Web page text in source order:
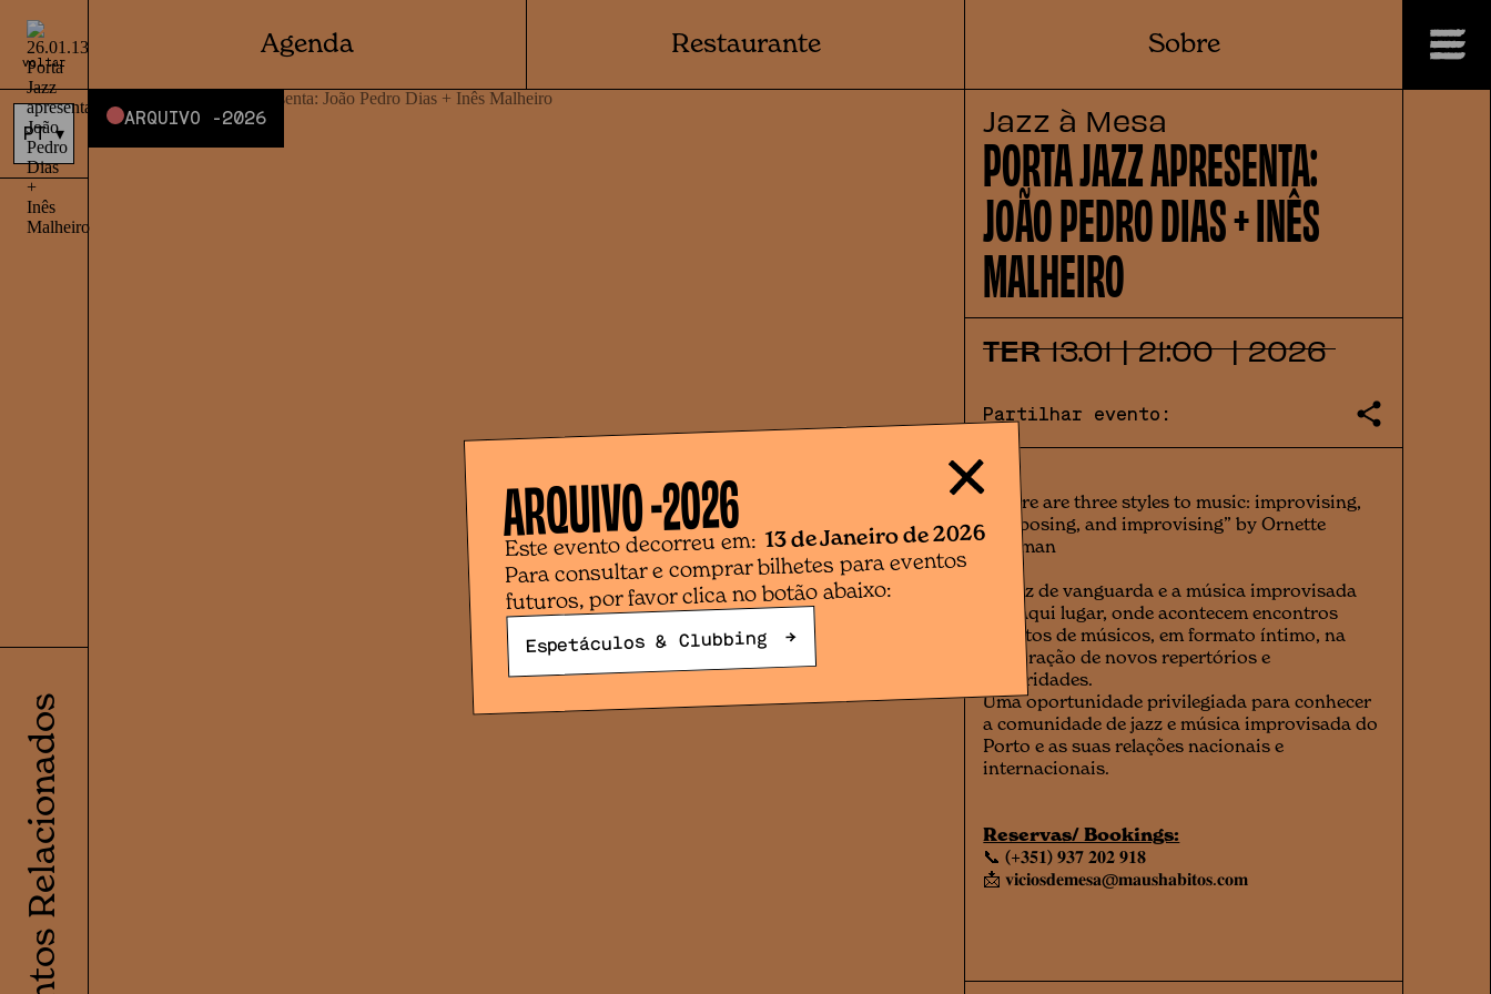
voltar
Agenda Restaurante Sobre
PT ▾
ARQUIVO -2026
Eventos Relacionados
Jazz à Mesa
PORTA JAZZ APRESENTA:
JOÃO PEDRO DIAS + INÊS
MALHEIRO
TER 13.01 | 21:00 | 2026
Partilhar evento:
"There are three styles to music: improvising,
composing, and improvising” by Ornette
Coleman
O jazz de vanguarda e a música improvisada
têm aqui lugar, onde acontecem encontros
inéditos de músicos, em formato íntimo, na
exploração de novos repertórios e
sonoridades.
Uma oportunidade privilegiada para conhecer
a comunidade de jazz e música improvisada do
Porto e as suas relações nacionais e
internacionais.
Reservas/ Bookings:
📞 (+𝟑𝟓𝟏) 𝟗𝟑𝟕 𝟐𝟎𝟐 𝟗𝟏𝟖
📩 𝐯𝐢𝐜𝐢𝐨𝐬𝐝𝐞𝐦𝐞𝐬𝐚@𝐦𝐚𝐮𝐬𝐡𝐚𝐛𝐢𝐭𝐨𝐬.𝐜𝐨𝐦
ARQUIVO -2026
Este evento decorreu em: 13 de Janeiro de 2026
Para consultar e comprar bilhetes para eventos
futuros, por favor clica no botão abaixo:
Espetáculos & Clubbing →